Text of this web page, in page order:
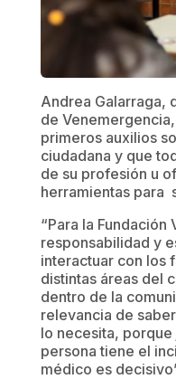
Andrea Galarraga,
de
primeros auxilios
ciudadana y que
de su profesión u
herramientas para
“Para la Fundación
responsabilidad y
interactuar con los
distintas áreas del
dentro de la
relevancia de
lo necesita,
persona tiene el
médico es